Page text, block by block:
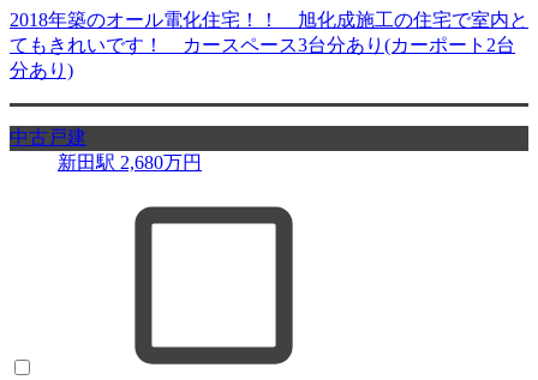
2018年築のオール電化住宅！！ 旭化成施工の住宅で室内と
てもきれいです！ カースペース3台分あり(カーポート2台
分あり)
中古戸建
新田駅 2,680万円